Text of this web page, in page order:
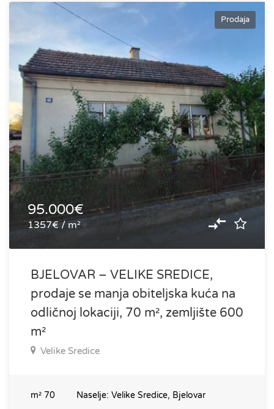
Prodaja
95.000€
1357€ / m²
BJELOVAR – VELIKE SREDICE,
prodaje se manja obiteljska kuća na
odličnoj lokaciji, 70 m², zemljište 600
m²
Velike Sredice
m² 70 Naselje: Velike Sredice, Bjelovar